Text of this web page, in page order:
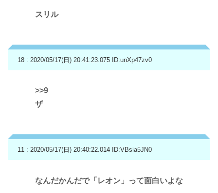
スリル
18 : 2020/05/17(日) 20:41:23.075 ID:unXp47zv0
>>9
ザ
11 : 2020/05/17(日) 20:40:22.014 ID:VBsia5JN0
なんだかんだで「レオン」って面白いよな